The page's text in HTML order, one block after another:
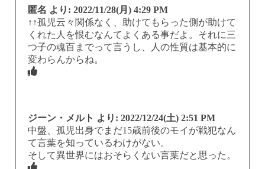
匿名 より: 2022/11/28(月) 4:29 PM
↑↑孤児云々関係なく、助けてもらった側が助けて
くれた人を恨むなんてよくある事だよ。それに三
つ子の魂百までって言うし、人の性質は基本的に
変わらんからね。
ジーン・メルト より: 2022/12/24(土) 2:51 PM
中盤、孤児出身でまだ15歳前後のモイが戦犯なん
て言葉を知っているわけがない。
そして異世界にはおそらくない言葉だと思った。